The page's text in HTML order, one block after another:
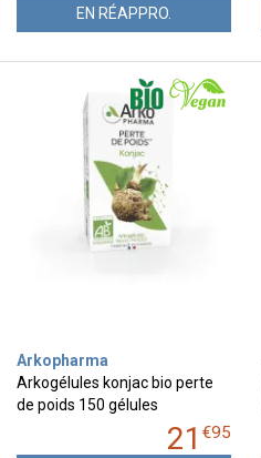
EN RÉAPPRO.
Arkopharma
Arkogélules konjac bio perte
de poids 150 gélules
21 €95